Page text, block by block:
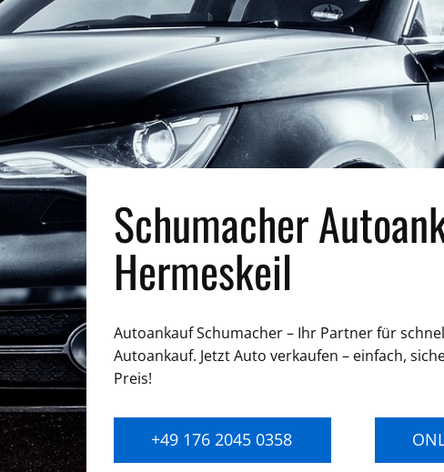
Schumacher
Hermeskeil
Autoankauf Schumacher – Ihr Partner für
Autoankauf. Jetzt Auto verkaufen – einfach,
Preis!
+49 176 2045 0358